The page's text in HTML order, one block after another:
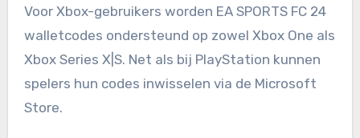
Voor Xbox-gebruikers worden EA SPORTS FC 24
walletcodes ondersteund op zowel Xbox One als
Xbox Series X|S. Net als bij PlayStation kunnen
spelers hun codes inwisselen via de Microsoft
Store.